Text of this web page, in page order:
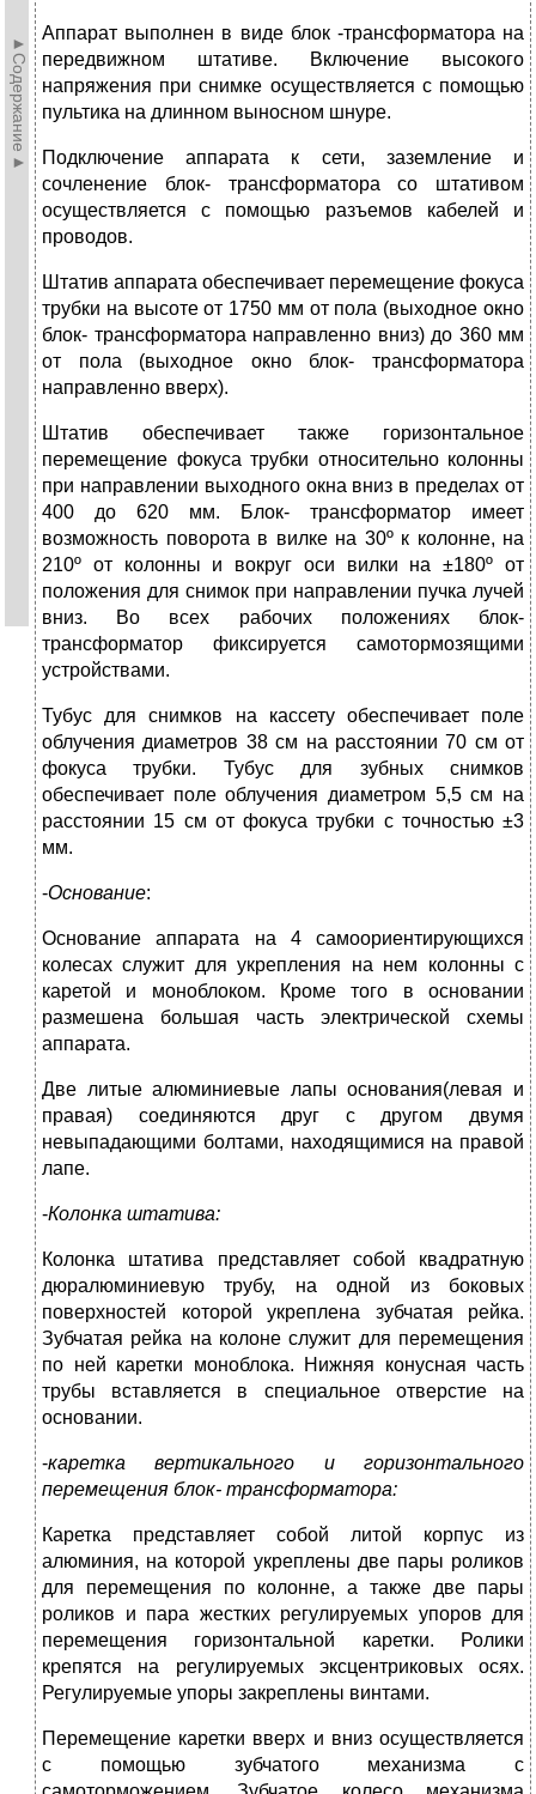
►Содержание►
Аппарат выполнен в виде блок -трансформатора на
передвижном штативе. Включение высокого
напряжения при снимке осуществляется с помощью
пультика на длинном выносном шнуре.
Подключение аппарата к сети, заземление и
сочленение блок- трансформатора со штативом
осуществляется с помощью разъемов кабелей и
проводов.
Штатив аппарата обеспечивает перемещение фокуса
трубки на высоте от 1750 мм от пола (выходное окно
блок- трансформатора направленно вниз) до 360 мм
от пола (выходное окно блок- трансформатора
направленно вверх).
Штатив обеспечивает также горизонтальное
перемещение фокуса трубки относительно колонны
при направлении выходного окна вниз в пределах от
400 до 620 мм. Блок- трансформатор имеет
возможность поворота в вилке на 30º к колонне, на
210º от колонны и вокруг оси вилки на ±180º от
положения для снимок при направлении пучка лучей
вниз. Во всех рабочих положениях блок-
трансформатор фиксируется самотормозящими
устройствами.
Тубус для снимков на кассету обеспечивает поле
облучения диаметров 38 см на расстоянии 70 см от
фокуса трубки. Тубус для зубных снимков
обеспечивает поле облучения диаметром 5,5 см на
расстоянии 15 см от фокуса трубки с точностью ±3
мм.
-Основание:
Основание аппарата на 4 самоориентирующихся
колесах служит для укрепления на нем колонны с
каретой и моноблоком. Кроме того в основании
размешена большая часть электрической схемы
аппарата.
Две литые алюминиевые лапы основания(левая и
правая) соединяются друг с другом двумя
невыпадающими болтами, находящимися на правой
лапе.
-Колонка штатива:
Колонка штатива представляет собой квадратную
дюралюминиевую трубу, на одной из боковых
поверхностей которой укреплена зубчатая рейка.
Зубчатая рейка на колоне служит для перемещения
по ней каретки моноблока. Нижняя конусная часть
трубы вставляется в специальное отверстие на
основании.
-каретка вертикального и горизонтального
перемещения блок- трансформатора:
Каретка представляет собой литой корпус из
алюминия, на которой укреплены две пары роликов
для перемещения по колонне, а также две пары
роликов и пара жестких регулируемых упоров для
перемещения горизонтальной каретки. Ролики
крепятся на регулируемых эксцентриковых осях.
Регулируемые упоры закреплены винтами.
Перемещение каретки вверх и вниз осуществляется
с помощью зубчатого механизма с